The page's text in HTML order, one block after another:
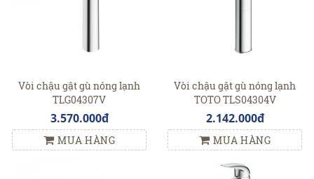
Vòi chậu gật gù nóng lạnh
TLG04307V
3.570.000đ
MUA HÀNG
Vòi chậu gật gù nóng lạnh
TOTO TLS04304V
2.142.000đ
MUA HÀNG